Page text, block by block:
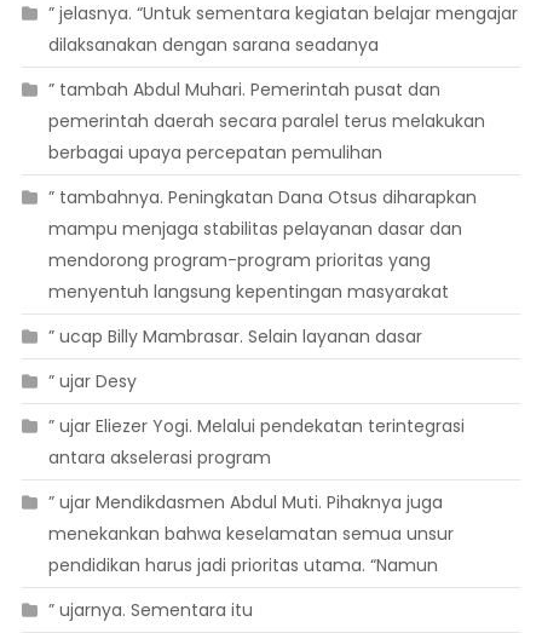
” jelasnya. “Untuk sementara kegiatan belajar mengajar
dilaksanakan dengan sarana seadanya
” tambah Abdul Muhari. Pemerintah pusat dan
pemerintah daerah secara paralel terus melakukan
berbagai upaya percepatan pemulihan
” tambahnya. Peningkatan Dana Otsus diharapkan
mampu menjaga stabilitas pelayanan dasar dan
mendorong program-program prioritas yang
menyentuh langsung kepentingan masyarakat
” ucap Billy Mambrasar. Selain layanan dasar
” ujar Desy
” ujar Eliezer Yogi. Melalui pendekatan terintegrasi
antara akselerasi program
” ujar Mendikdasmen Abdul Muti. Pihaknya juga
menekankan bahwa keselamatan semua unsur
pendidikan harus jadi prioritas utama. “Namun
” ujarnya. Sementara itu